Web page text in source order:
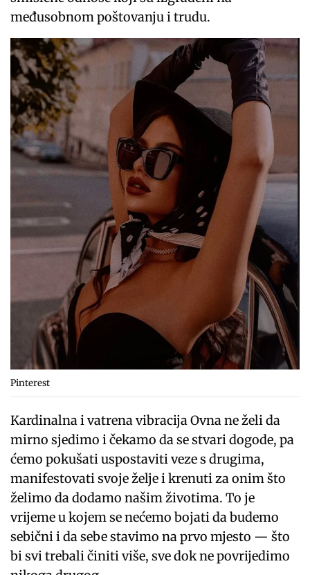
međusobnom poštovanju i trudu.
Pinterest
Kardinalna i vatrena vibracija Ovna ne želi da
mirno sjedimo i čekamo da se stvari dogode, pa
ćemo pokušati uspostaviti veze s drugima,
manifestovati svoje želje i krenuti za onim što
želimo da dodamo našim životima. To je
vrijeme u kojem se nećemo bojati da budemo
sebični i da sebe stavimo na prvo mjesto — što
bi svi trebali činiti više, sve dok ne povrijedimo